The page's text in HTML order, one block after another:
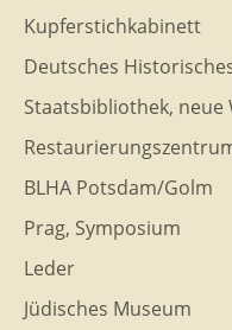
Kupferstichkabinett
Deutsches
Staatsbibliothek, neue
BLHA Potsdam/Golm
Prag, Symposium
Leder
Jüdisches Museum